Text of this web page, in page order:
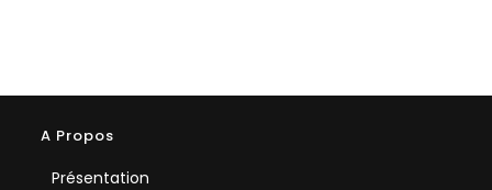
A Propos
Présentation